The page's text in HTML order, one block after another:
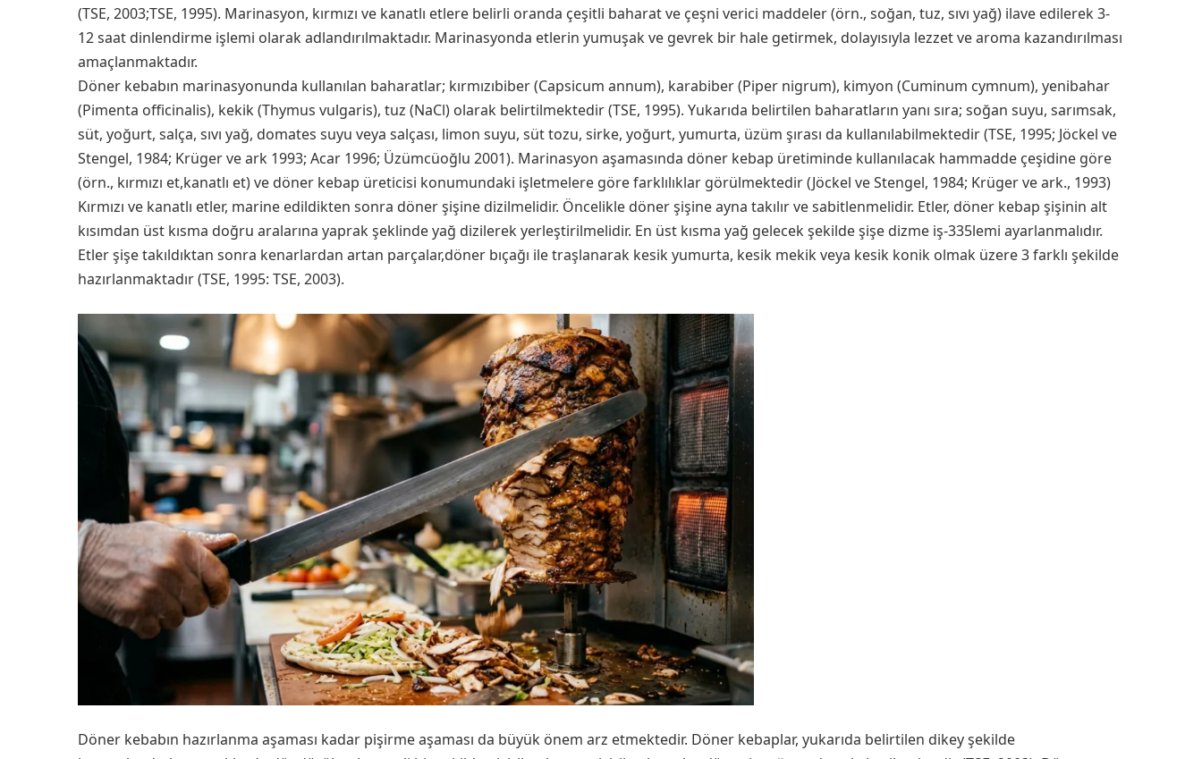
(TSE, 2003;TSE, 1995). Marinasyon, kırmızı ve kanatlı etlere belirli oranda çeşitli baharat ve çeşni verici maddeler (örn., soğan, tuz, sıvı yağ) ilave edilerek 3-
12 saat dinlendirme işlemi olarak adlandırılmaktadır. Marinasyonda etlerin yumuşak ve gevrek bir hale getirmek, dolayısıyla lezzet ve aroma kazandırılması
amaçlanmaktadır.
Döner kebabın marinasyonunda kullanılan baharatlar; kırmızıbiber (Capsicum annum), karabiber (Piper nigrum), kimyon (Cuminum cymnum), yenibahar
(Pimenta officinalis), kekik (Thymus vulgaris), tuz (NaCl) olarak belirtilmektedir (TSE, 1995). Yukarıda belirtilen baharatların yanı sıra; soğan suyu, sarımsak,
süt, yoğurt, salça, sıvı yağ, domates suyu veya salçası, limon suyu, süt tozu, sirke, yoğurt, yumurta, üzüm şırası da kullanılabilmektedir (TSE, 1995; Jöckel ve
Stengel, 1984; Krüger ve ark 1993; Acar 1996; Üzümcüoğlu 2001). Marinasyon aşamasında döner kebap üretiminde kullanılacak hammadde çeşidine göre
(örn., kırmızı et,kanatlı et) ve döner kebap üreticisi konumundaki işletmelere göre farklılıklar görülmektedir (Jöckel ve Stengel, 1984; Krüger ve ark., 1993)
Kırmızı ve kanatlı etler, marine edildikten sonra döner şişine dizilmelidir. Öncelikle döner şişine ayna takılır ve sabitlenmelidir. Etler, döner kebap şişinin alt
kısımdan üst kısma doğru aralarına yaprak şeklinde yağ dizilerek yerleştirilmelidir. En üst kısma yağ gelecek şekilde şişe dizme iş-335lemi ayarlanmalıdır.
Etler şişe takıldıktan sonra kenarlardan artan parçalar,döner bıçağı ile traşlanarak kesik yumurta, kesik mekik veya kesik konik olmak üzere 3 farklı şekilde
hazırlanmaktadır (TSE, 1995: TSE, 2003).
Döner kebabın hazırlanma aşaması kadar pişirme aşaması da büyük önem arz etmektedir. Döner kebaplar, yukarıda belirtilen dikey şekilde